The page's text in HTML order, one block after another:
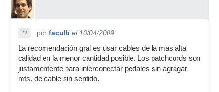
#2 por faculb el 10/04/2009
La recomendación gral es usar cables de la mas alta
calidad en la menor cantidad posible. Los patchcords son
justamentente para interconectar pedales sin agragar
mts. de cable sin sentido.